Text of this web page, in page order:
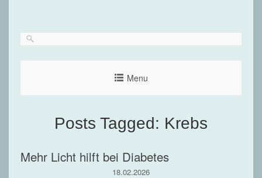
Menu
Posts Tagged: Krebs
Mehr Licht hilft bei Diabetes
18.02.2026